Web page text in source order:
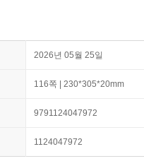
2026년 05월 25일
116쪽 | 230*305*20mm
9791124047972
1124047972